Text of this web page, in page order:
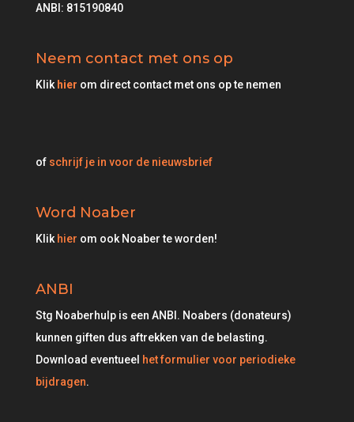
ANBI: 815190840
Neem contact met ons op
Klikhier om direct contact met ons op te nemen
of schrijf je in voor de nieuwsbrief
Word Noaber
Klik hier om ook Noaber te worden!
ANBI
Stg Noaberhulp is een ANBI. Noabers (donateurs)
kunnen giften dus aftrekken van de belasting.
Download eventueel het formulier voor periodieke
bijdragen.